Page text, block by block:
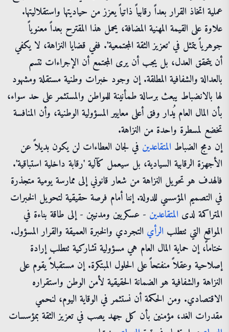
عملية اتخاذ القرار بعداً رقابياً ذاتياً يعزز من حياديتها واستقلاليتها.
علاوة على القيمة المهنية المضافة، يحمل هذا المقترح بعداً معنوياً
جوهرياً يتمثل في 'تعزيز الثقة المجتمعية'. ففي قضايا النزاهة، لا يكفي
أن يتحقق العدل، بل يجب أن يرى المجتمع أن الإجراءات تتسم
بالعدالة والشفافية المطلقة. إن وجود خبرات وطنية مستقلة ومشهود
لها بالانضباط يبعث برسالة طمأنينة للمواطن والمستثمر على حد سواء،
بأن المال العام يُدار وفق أعلى معايير المسؤولية الوطنية، وأن المنافسة
تخضع لمسطرة واحدة من النزاهة.
إن دمج الضباط المتقاعدين في لجان العطاءات لن يكون بديلاً عن
الأجهزة الرقابية السيادية، بل سيعمل كآلية 'رقابة داخلية استباقية'.
فالهدف هو تحويل النزاهة من شعار قانوني إلى ممارسة يومية متجذرة
في التصميم المؤسسي للدولة. إننا أمام فرصة حقيقية لتحويل الخبرات
المتراكمة لدى المتقاعدين - عسكريين ومدنيين - إلى طاقة بناءة في
المواقع التي تتطلب الرأي التجردي والخبرة العميقة والقرار المسؤول.
ختاماً، إن حماية المال العام هي مسؤولية تشاركية تتطلب إرادة
إصلاحية وعقلاً منفتحاً على الحلول المبتكرة. إن مستقبلاً يقوم على
النزاهة والشفافية هو الضمانة الحقيقية لأمن الوطن واستقراره
الاقتصادي. ومن الحكمة أن نستثمر في الوقاية اليوم، لنحمي
مقدرات الغد، مؤمنين بأن كل جهد يصب في تعزيز الثقة بمؤسسات